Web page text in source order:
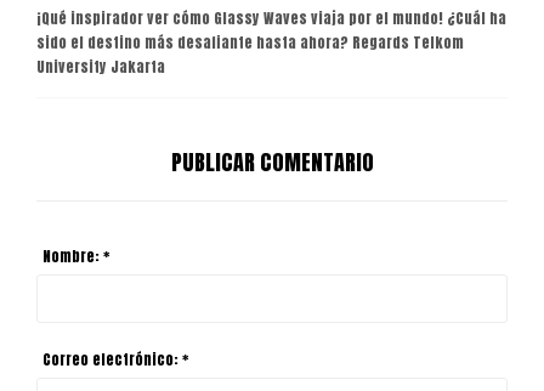
¡Qué inspirador ver cómo Glassy Waves viaja por el mundo! ¿Cuál ha
sido el destino más desafiante hasta ahora? Regards Telkom
University Jakarta
PUBLICAR COMENTARIO
Nombre: *
Correo electrónico: *